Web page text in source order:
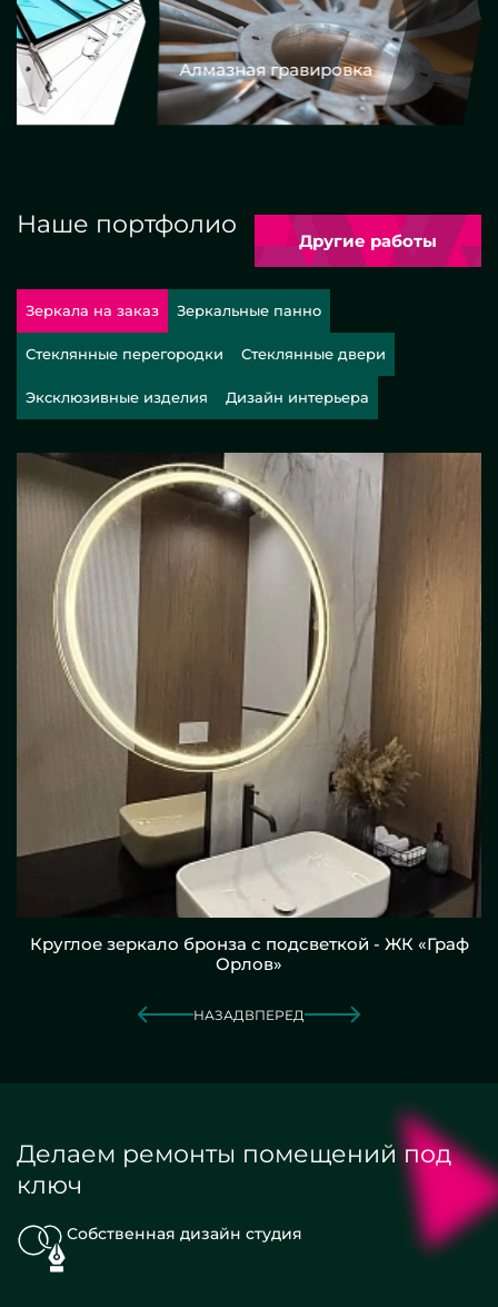
Алмазная гравировка
Наше портфолио
Другие работы
Зеркала на заказ Зеркальные панно
Стеклянные перегородки Стеклянные двери
Эксклюзивные изделия Дизайн интерьера
Круглое зеркало бронза с подсветкой - ЖК «Граф
Орлов»
НАЗАД ВПЕРЕД
Делаем ремонты помещений под
ключ
Собственная дизайн студия